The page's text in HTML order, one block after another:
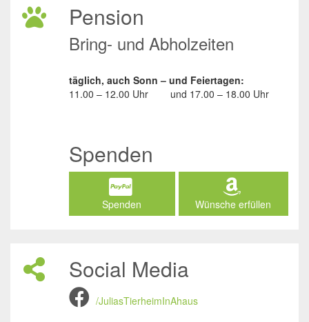
Pension
Bring- und Abholzeiten
täglich, auch Sonn – und Feiertagen:
11.00 – 12.00 Uhr
und 17.00 – 18.00 Uhr
Spenden
Spenden Wünsche erfüllen
Social Media
/JuliasTierheimInAhaus